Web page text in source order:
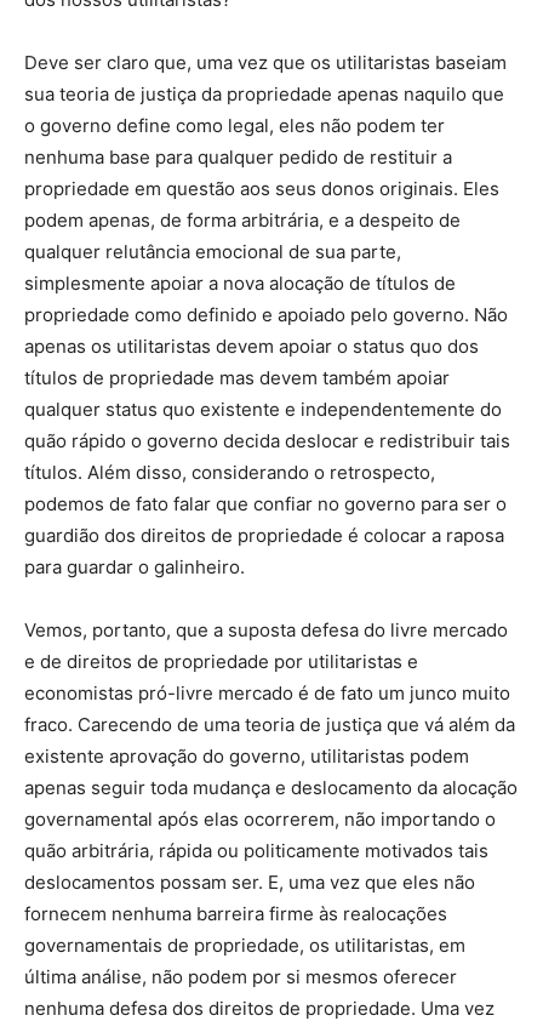
Deve ser claro que, uma vez que os utilitaristas baseiam
sua teoria de justiça da propriedade apenas naquilo que
o governo define como legal, eles não podem ter
nenhuma base para qualquer pedido de restituir a
propriedade em questão aos seus donos originais. Eles
podem apenas, de forma arbitrária, e a despeito de
qualquer relutância emocional de sua parte,
simplesmente apoiar a nova alocação de títulos de
propriedade como definido e apoiado pelo governo. Não
apenas os utilitaristas devem apoiar o status quo dos
títulos de propriedade mas devem também apoiar
qualquer status quo existente e independentemente do
quão rápido o governo decida deslocar e redistribuir tais
títulos. Além disso, considerando o retrospecto,
podemos de fato falar que confiar no governo para ser o
guardião dos direitos de propriedade é colocar a raposa
para guardar o galinheiro.
Vemos, portanto, que a suposta defesa do livre mercado
e de direitos de propriedade por utilitaristas e
economistas pró-livre mercado é de fato um junco muito
fraco. Carecendo de uma teoria de justiça que vá além da
existente aprovação do governo, utilitaristas podem
apenas seguir toda mudança e deslocamento da alocação
governamental após elas ocorrerem, não importando o
quão arbitrária, rápida ou politicamente motivados tais
deslocamentos possam ser. E, uma vez que eles não
fornecem nenhuma barreira firme às realocações
governamentais de propriedade, os utilitaristas, em
última análise, não podem por si mesmos oferecer
nenhuma defesa dos direitos de propriedade. Uma vez